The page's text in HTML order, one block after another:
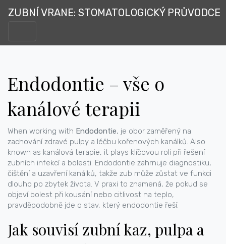
ZUBNÍ VRANE: STOMATOLOGICKÝ PRŮVODCE
Endodontie – vše o
kanálové terapii
When working with Endodontie, je obor zaměřený na
zachování zdravé pulpy a léčbu kořenových kanálků. Also
known as kanálová terapie, it plays klíčovou roli při řešení
zubních infekcí a bolesti. Endodontie zahrnuje diagnostiku,
čištění a uzavření kanálků, takže zub může zůstat ve funkci
dlouho po zbytek života. V praxi to znamená, že pokud se
objeví bolest při kousání nebo citlivost na teplo,
pravděpodobně jde o stav, který endodontie řeší.
Jak souvisí zubní kaz, pulpa a